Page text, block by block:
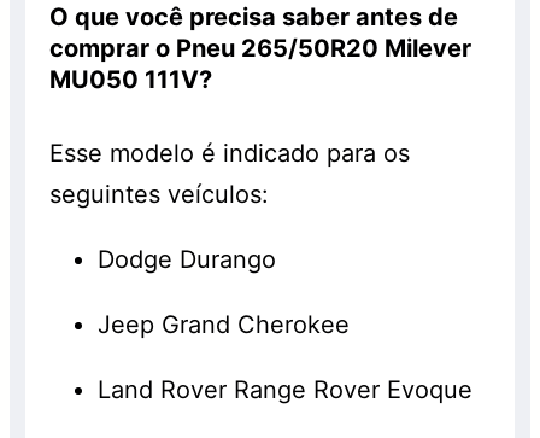
O que você precisa saber antes de
comprar o Pneu 265/50R20 Milever
MU050 111V?
Esse modelo é indicado para os
seguintes veículos:
Dodge Durango
Jeep Grand Cherokee
Land Rover Range Rover Evoque